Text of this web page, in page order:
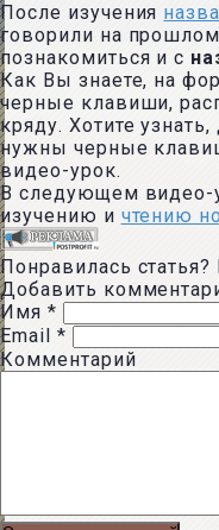
После изучения
говорили на
познакомиться и с
Как Вы знаете, на
черные клавиши,
кряду. Хотите
нужны черные
видео-урок.
В следующем
изучению и чтению
Понравилась
Добавить
Имя *
Email *
Комментарий